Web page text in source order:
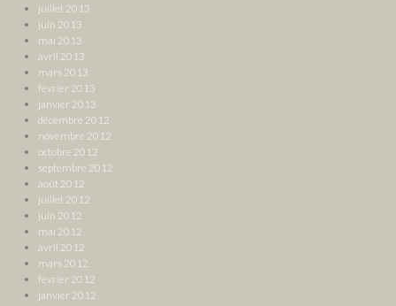
juillet 2013
juin 2013
mai 2013
avril 2013
mars 2013
février 2013
janvier 2013
décembre 2012
novembre 2012
octobre 2012
septembre 2012
août 2012
juillet 2012
juin 2012
mai 2012
avril 2012
mars 2012
février 2012
janvier 2012